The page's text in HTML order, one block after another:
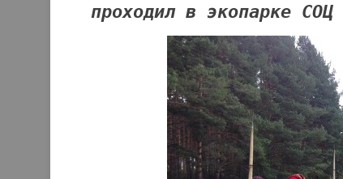
проходил в экопарке СОЦ